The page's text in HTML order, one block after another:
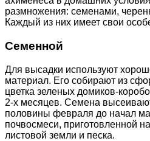
размножения: семенами,
Каждый из них имеет свои
Семенной
Для высадки используют
материал. Его собирают из
цветка зеленых домиков-
2-х месяцев. Семена
половины февраля до начал
почвосмеси, приготовленной
листовой земли и песка.